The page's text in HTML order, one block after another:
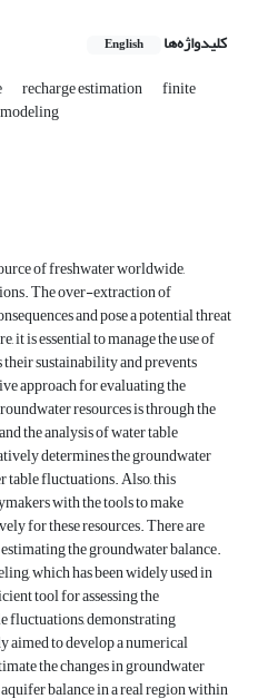
کلیدواژه‌ها English
recharge estimation finite
of freshwater worldwide,
The over-extraction of
and pose a potential threat
is essential to manage the use of
their sustainability and prevents
approach for evaluating the
resources is through the
the analysis of water table
determines the groundwater
table fluctuations. Also, this
with the tools to make
for these resources. There are
the groundwater balance.
which has been widely used in
tool for assessing the
fluctuations, demonstrating
aimed to develop a numerical
the changes in groundwater
balance in a real region within